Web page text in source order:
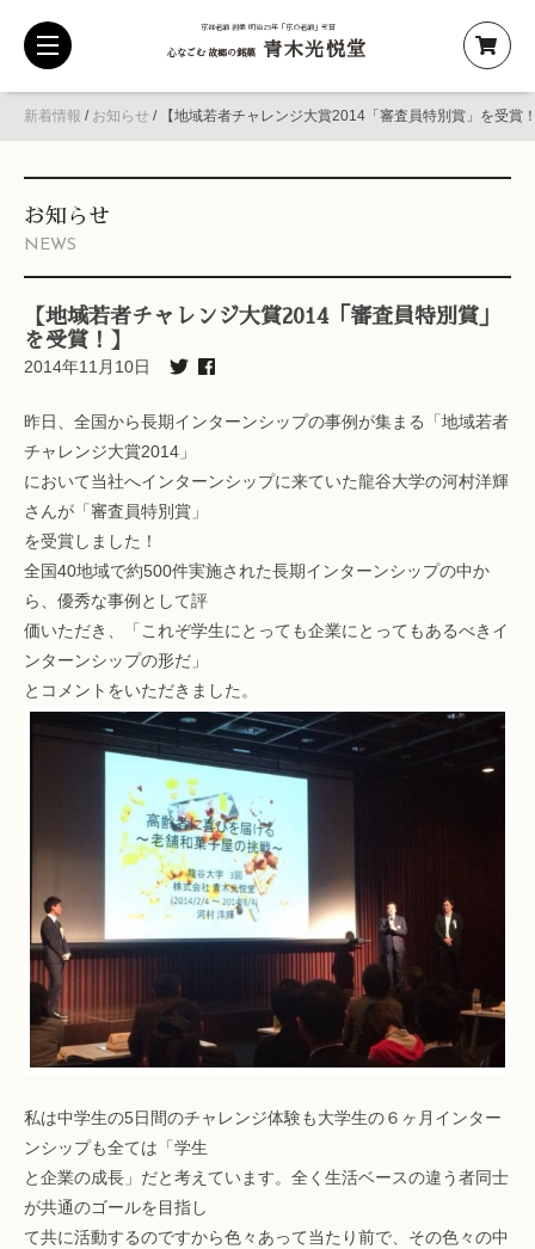
京都老舗 創業 明治25年「京の老舗」受賞
心なごむ 故郷の銘菓 青木光悦堂
toggle
navigation
新着情報 / お知らせ / 【地域若者チャレンジ大賞2014「審査員特別賞」を受賞
お知らせ
NEWS
【地域若者チャレンジ大賞2014「審査員特別賞」
を受賞！】
2014年11月10日
昨日、全国から長期インターンシップの事例が集まる「地域若者
チャレンジ大賞2014」
において当社へインターンシップに来ていた龍谷大学の河村洋輝
さんが「審査員特別賞」
を受賞しました！
全国40地域で約500件実施された長期インターンシップの中か
ら、優秀な事例として評
価いただき、「これぞ学生にとっても企業にとってもあるべきイ
ンターンシップの形だ」
とコメントをいただきました。
私は中学生の5日間のチャレンジ体験も大学生の６ヶ月インター
ンシップも全ては「学生
と企業の成長」だと考えています。全く生活ベースの違う者同士
が共通のゴールを目指し
て共に活動するのですから色々あって当たり前で、その色々の中